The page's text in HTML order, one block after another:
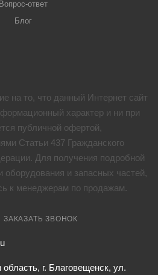
Вопрос-ответ
Блог
на то, что данный Интернет сайт
характер и ни при
публичной офертой,
Статьи 437 Гражданского
Для получения подробной
и запасных частей,
к менеджерам по продажам.
ЗАКАЗАТЬ ЗВОНОК
г. Благовещенск, ул.